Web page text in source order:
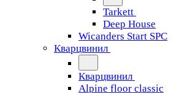
Tarkett
Deep House
Wicanders Start SPC
Кварцвинил
Кварцвинил
Alpine floor classic